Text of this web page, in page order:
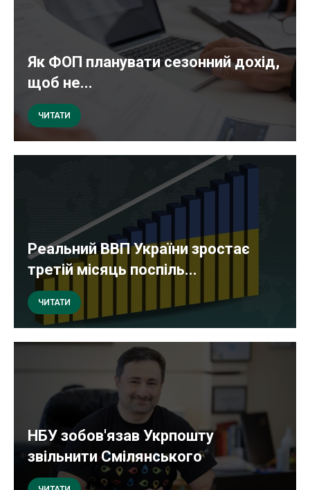
Як ФОП планувати сезонний дохід,
щоб не...
ЧИТАТИ
Реальний ВВП України зростає
третій місяць поспіль...
ЧИТАТИ
НБУ зобов'язав Укрпошту
звільнити Смілянського